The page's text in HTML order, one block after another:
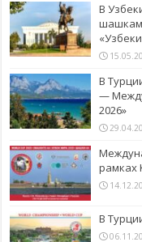
В
В
—
2026»
рамках
В